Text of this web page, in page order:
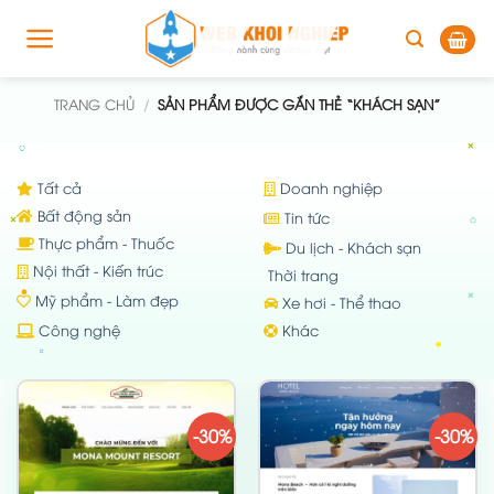
TRANG CHỦ / SẢN PHẨM ĐƯỢC GẮN THẺ “KHÁCH SẠN”
Tất cả
Bất động sản
Thực phẩm - Thuốc
Nội thất - Kiến trúc
Mỹ phẩm - Làm đẹp
Công nghệ
Doanh nghiệp
Tin tức
Du lịch - Khách sạn
Thời trang
Xe hơi - Thể thao
Khác
-30% -30%